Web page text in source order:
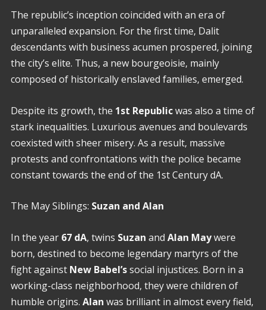
The republic’s inception coincided with an era of
unparalleled expansion. For the first time, Dalit
descendants with business acumen prospered, joining
the city’s elite. Thus, a new bourgeoisie, mainly
composed of historically enslaved families, emerged.
Despite its growth, the 1st Republicwas also a time of
stark inequalities. Luxurious avenues and boulevards
coexisted with sheer misery. As a result, massive
protests and confrontations with the police became
constant towards the end of the 1st Century dA.
The May Siblings: Suzan and Alan
In the year 67 dA, twins Suzan and Alan Maywere
born, destined to become legendary martyrs of the
fight against New Babel’ssocial injustices. Born in a
working-class neighborhood, they were children of
humble origins. Alan was brilliant in almost every field,